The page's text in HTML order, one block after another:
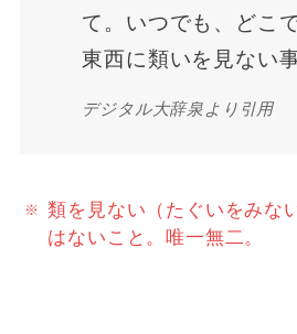
て。いつでも、どこ
東西に類いを見ない事
デジタル大辞泉より引用
類を見ない（たぐいをみな
はないこと。唯一無二。